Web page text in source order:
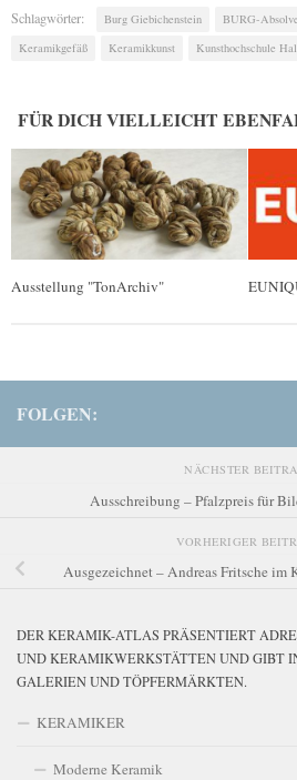
Schlagwörter: Burg Giebichenstein BURG-
Keramikgefäß
Keramikkunst Kunsthochschule
FÜR DICH VIELLEICHT
Ausstellung "TonArchiv"
FOLGEN:
NÄCHSTER
Ausschreibung – Pfalzpreis für
VORHERIGER
Ausgezeichnet – Andreas Fritsche im
DER KERAMIK-ATLAS PRÄSENTIERT
UND KERAMIKWERKSTÄTTEN UND GIBT
GALERIEN UND TÖPFERMÄRKTEN.
KERAMIKER
Moderne Keramik